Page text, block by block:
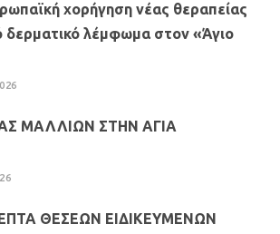
χορήγηση νέας θεραπείας
δερματικό λέμφωμα στον «Άγιο
ΜΑΛΛΙΩΝ ΣΤΗΝ ΑΓΙΑ
ΘΕΣΕΩΝ ΕΙΔΙΚΕΥΜΕΝΩΝ